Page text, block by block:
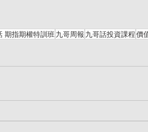
期指期權特訓班 九哥周報 九哥話投資課程價